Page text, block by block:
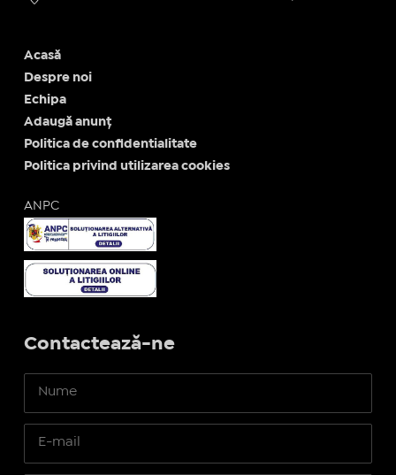
Acasă
Despre noi
Echipa
Adaugă anunț
Politica de confidentialitate
Politica privind utilizarea cookies
ANPC
Contactează-ne